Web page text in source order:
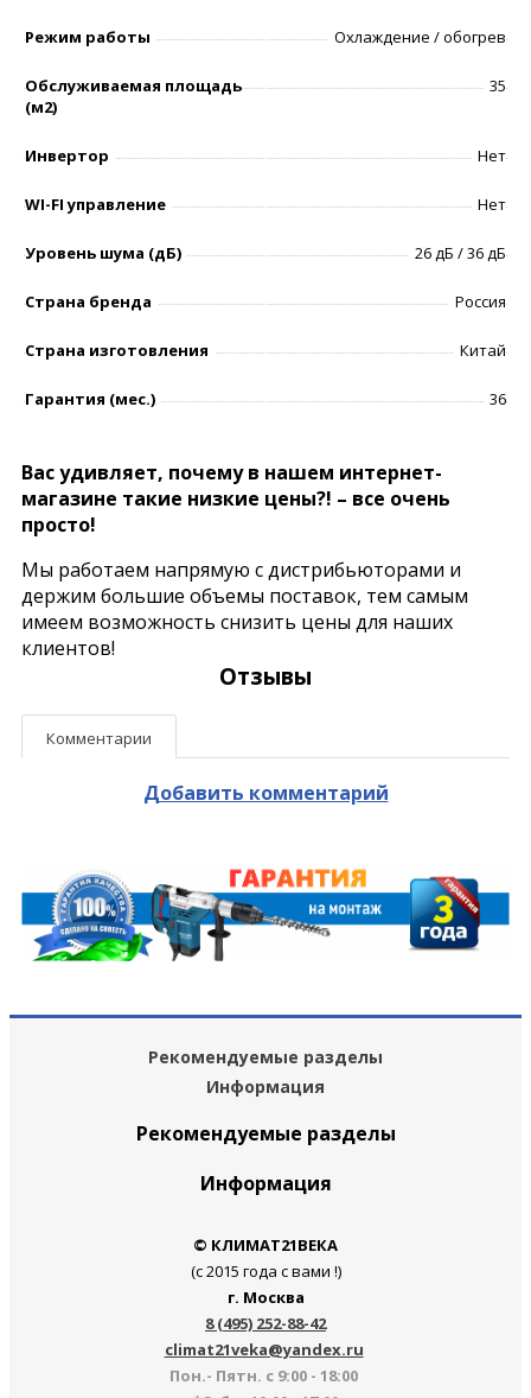
Режим работы Охлаждение / обогрев
Обслуживаемая площадь
(м2)
35
Инвертор Нет
WI-FI управление Нет
Уровень шумa (дБ) 26 дБ / 36 дБ
Страна бренда Россия
Страна изготовления Китай
Гарантия (мес.) 36
Вас удивляет, почему в нашем интернет-
магазине такие низкие цены?! – все очень
просто!
Мы работаем напрямую с дистрибьюторами и
держим большие объемы поставок, тем самым
имеем возможность снизить цены для наших
клиентов!
Отзывы
Комментарии
Добавить комментарий
Рекомендуемые разделы
Информация
Рекомендуемые разделы
Информация
© КЛИМАТ21ВЕКА
(с 2015 года с вами !)
г. Москва
8 (495) 252-88-42
climat21veka@yandex.ru
Пон.- Пятн. с 9:00 - 18:00